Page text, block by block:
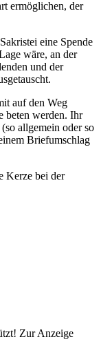
ermöglichen, der
eine Spende
wäre, an der
und der
auf den Weg
beten werden. Ihr
allgemein oder so
Briefumschlag
Kerze bei der
Zur Anzeige